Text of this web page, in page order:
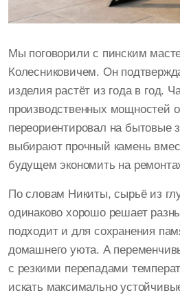
Мы поговорили с пинским
Колесниковичем. Он
изделия растёт из года в год.
производственных мощностей
переориентировал на бытовые
выбирают прочный камень
будущем экономить на
По словам Никиты, сырьё из
одинаково хорошо решает
подходит и для сохранения
домашнего уюта. А
с резкими перепадами
искать максимально